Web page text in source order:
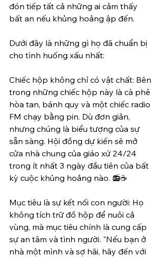
đón tiếp tất cả những ai cảm thấy
bất an nếu khủng hoảng ập đến.
Dưới đây là những gì họ đã chuẩn bị
cho tình huống xấu nhất:
Chiếc hộp không chỉ có vật chất: Bên
trong những chiếc hộp này là cà phê
hòa tan, bánh quy và một chiếc radio
FM chạy bằng pin. Dù đơn giản,
nhưng chúng là biểu tượng của sự
sẵn sàng. Hội đồng dự kiến sẽ mở
cửa nhà chung của giáo xứ 24/24
trong ít nhất 3 ngày đầu tiên của bất
kỳ cuộc khủng hoảng nào. 📻☕
Mục tiêu là sự kết nối con người: Họ
không tích trữ đồ hộp để nuôi cả
vùng, mà mục tiêu chính là cung cấp
sự an tâm và tình người. "Nếu bạn ở
nhà một mình và sợ hãi, hãy đến với